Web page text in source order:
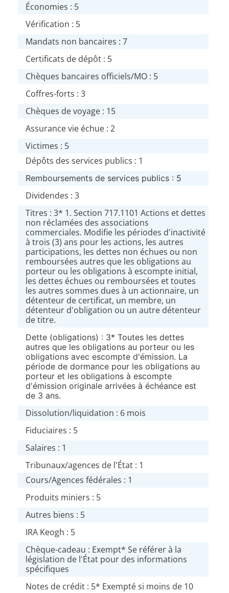
Économies : 5
Vérification : 5
Mandats non bancaires : 7
Certificats de dépôt : 5
Chèques bancaires officiels/MO : 5
Coffres-forts : 3
Chèques de voyage : 15
Assurance vie échue : 2
Victimes : 5
Dépôts des services publics : 1
Remboursements de services publics : 5
Dividendes : 3
Titres : 3* 1. Section 717.1101 Actions et dettes
non réclamées des associations
commerciales. Modifie les périodes d'inactivité
à trois (3) ans pour les actions, les autres
participations, les dettes non échues ou non
remboursées autres que les obligations au
porteur ou les obligations à escompte initial,
les dettes échues ou remboursées et toutes
les autres sommes dues à un actionnaire, un
détenteur de certificat, un membre, un
détenteur d'obligation ou un autre détenteur
de titre.
Dette (obligations) : 3* Toutes les dettes
autres que les obligations au porteur ou les
obligations avec escompte d'émission. La
période de dormance pour les obligations au
porteur et les obligations à escompte
d'émission originale arrivées à échéance est
de 3 ans.
Dissolution/liquidation : 6 mois
Fiduciaires : 5
Salaires : 1
Tribunaux/agences de l'État : 1
Cours/Agences fédérales : 1
Produits miniers : 5
Autres biens : 5
IRA Keogh : 5
Chèque-cadeau : Exempt* Se référer à la
législation de l'État pour des informations
spécifiques
Notes de crédit : 5* Exempté si moins de 10